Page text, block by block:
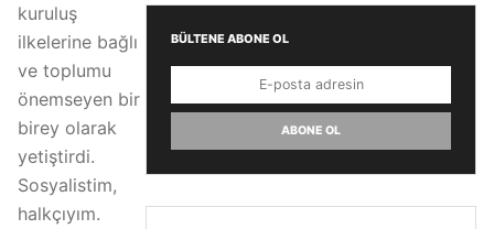
kuruluş
ilkelerine bağlı
ve toplumu
önemseyen bir
birey olarak
yetiştirdi.
Sosyalistim,
halkçıyım.
BÜLTENE ABONE OL
ABONE OL